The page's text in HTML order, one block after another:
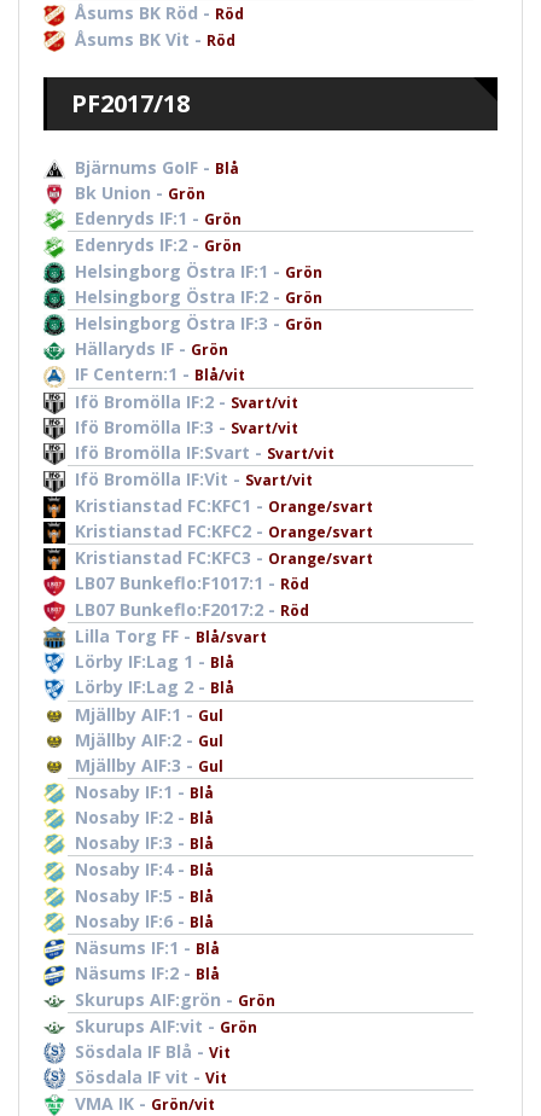
Åsums BK Röd - Röd
Åsums BK Vit - Röd
PF2017/18
Bjärnums GoIF - Blå
Bk Union - Grön
Edenryds IF:1 - Grön
Edenryds IF:2 - Grön
Helsingborg Östra IF:1 - Grön
Helsingborg Östra IF:2 - Grön
Helsingborg Östra IF:3 - Grön
Hällaryds IF - Grön
IF Centern:1 - Blå/vit
Ifö Bromölla IF:2 - Svart/vit
Ifö Bromölla IF:3 - Svart/vit
Ifö Bromölla IF:Svart - Svart/vit
Ifö Bromölla IF:Vit - Svart/vit
Kristianstad FC:KFC1 - Orange/svart
Kristianstad FC:KFC2 - Orange/svart
Kristianstad FC:KFC3 - Orange/svart
LB07 Bunkeflo:F1017:1 - Röd
LB07 Bunkeflo:F2017:2 - Röd
Lilla Torg FF - Blå/svart
Lörby IF:Lag 1 - Blå
Lörby IF:Lag 2 - Blå
Mjällby AIF:1 - Gul
Mjällby AIF:2 - Gul
Mjällby AIF:3 - Gul
Nosaby IF:1 - Blå
Nosaby IF:2 - Blå
Nosaby IF:3 - Blå
Nosaby IF:4 - Blå
Nosaby IF:5 - Blå
Nosaby IF:6 - Blå
Näsums IF:1 - Blå
Näsums IF:2 - Blå
Skurups AIF:grön - Grön
Skurups AIF:vit - Grön
Sösdala IF Blå - Vit
Sösdala IF vit - Vit
VMA IK - Grön/vit